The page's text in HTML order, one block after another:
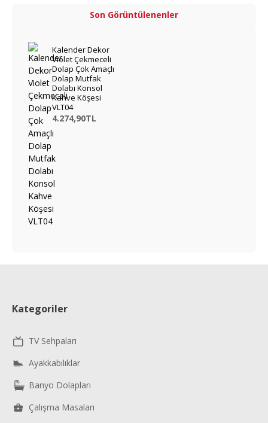
Son Görüntülenenler
Kalender Dekor
Violet Çekmeceli
Dolap Çok Amaçlı
Dolap Mutfak
Dolabı Konsol
Kahve Köşesi
VLT04
4.274,90TL
Kategoriler
TV Sehpaları
Ayakkabılıklar
Banyo Dolapları
Çalışma Masaları